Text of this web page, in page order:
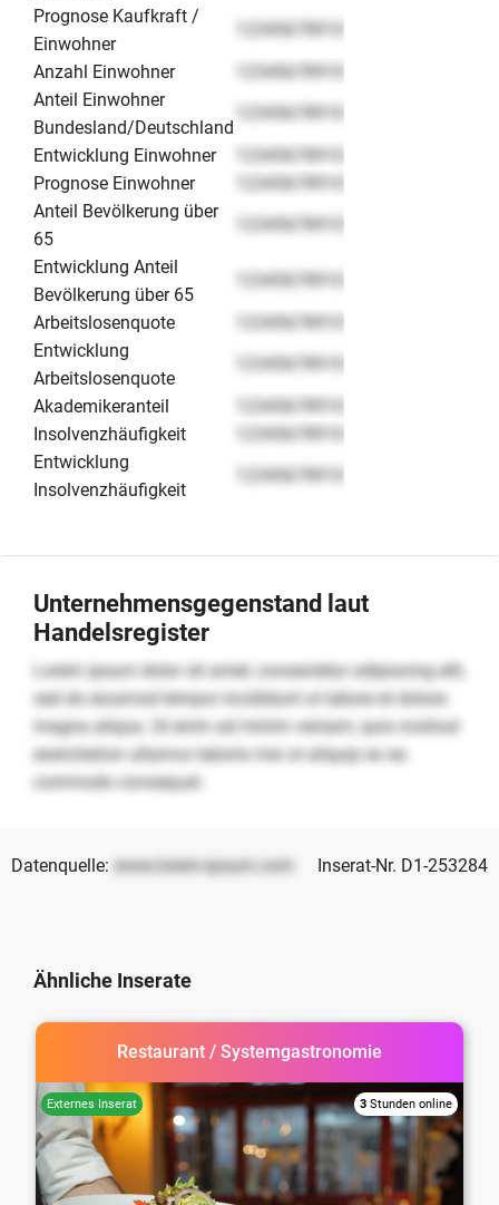
Prognose Kaufkraft /
Einwohner
12345678910
Anzahl Einwohner
12345678910
Anteil Einwohner
Bundesland/Deutschland
12345678910
Entwicklung Einwohner
12345678910
Prognose Einwohner
12345678910
Anteil Bevölkerung über
65
12345678910
Entwicklung Anteil
Bevölkerung über 65
12345678910
Arbeitslosenquote
12345678910
Entwicklung
Arbeitslosenquote
12345678910
Akademikeranteil
12345678910
Insolvenzhäufigkeit
12345678910
Entwicklung
Insolvenzhäufigkeit
12345678910
Unternehmensgegenstand laut
Handelsregister
Lorem ipsum dolor sit amet, consectetur adipiscing elit,
sed do eiusmod tempor incididunt ut labore et dolore
magna aliqua. Ut enim ad minim veniam, quis nostrud
exercitation ullamco laboris nisi ut aliquip ex ea
commodo consequat.
Datenquelle: www.lorem-ipsum.com Inserat-Nr. D1-253284
Ähnliche Inserate
Restaurant / Systemgastronomie
3 Stunden online